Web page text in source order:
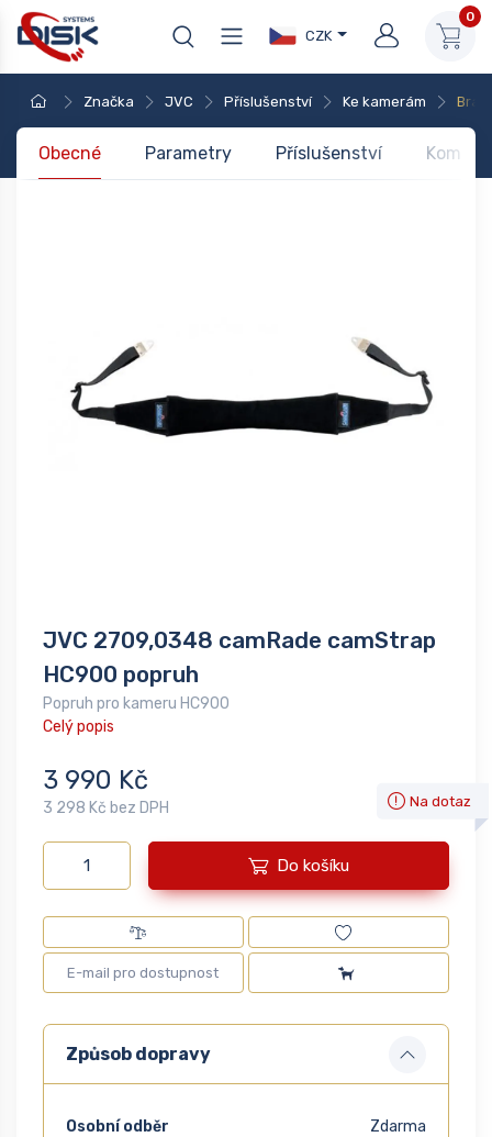
CZK
0
Značka JVC Příslušenství Ke kamerám
Obecné Parametry Příslušenství
JVC 2709,0348 camRade camStrap
HC900 popruh
Popruh pro kameru HC900
Celý popis
3 990 Kč
3 298 Kč bez DPH Na dotaz
Do košíku
Způsob dopravy
Osobní odběr Zdarma